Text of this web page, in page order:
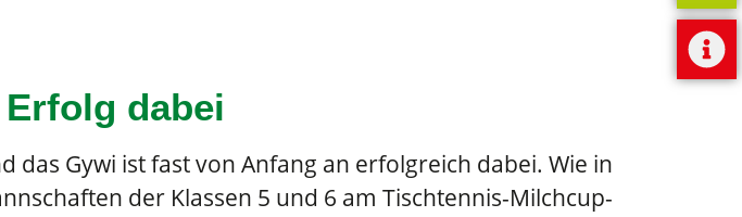
dabei
Gywi ist fast von Anfang an erfolgreich dabei. Wie in
der Klassen 5 und 6 am Tischtennis-Milchcup-